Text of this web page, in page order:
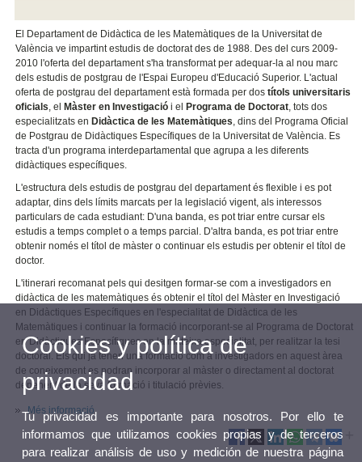
El Departament de Didàctica de les Matemàtiques de la Universitat de
València ve impartint estudis de doctorat des de 1988. Des del curs 2009-
2010 l'oferta del departament s'ha transformat per adequar-la al nou marc
dels estudis de postgrau de l'Espai Europeu d'Educació Superior. L'actual
oferta de postgrau del departament està formada per dostítols universitaris
oficials, el Màster en Investigació i el Programa de Doctorat, tots dos
especialitzats en Didàctica de les Matemàtiques, dins del Programa Oficial
de Postgrau de Didàctiques Específiques de la Universitat de València. Es
tracta d'un programa interdepartamental que agrupa a les diferents
didàctiques específiques.
L'estructura dels estudis de postgrau del departament és flexible i es pot
adaptar, dins dels límits marcats per la legislació vigent, als interessos
particulars de cada estudiant: D'una banda, es pot triar entre cursar els
estudis a temps complet o a temps parcial. D'altra banda, es pot triar entre
obtenir només el títol de màster o continuar els estudis per obtenir el títol de
doctor.
L'itinerari recomanat pels qui desitgen formar-se com a investigadors en
didàctica de les matemàtiques és obtenir el títol del Màster en Investigació
en Didàctiques Específiques en l'especialitat de Didàctica de les
Matemàtiques i continuar la formació incorporant-se al Programa de Doctorat
en Didàctiques Específiques en la mateixa especialitat, per realitzar la tesi
doctoral. Els qui ja tenen una formació com a investigadors en aquest àrea
de coneixement es podran incorporar al màster o directament al doctorat
depenent de la seva formació i titulació prèvies.
Més informació
Cookies y política de
privacidad
Tu privacidad es importante para nosotros. Por ello te
informamos que utilizamos cookies propias y de terceros
para realizar análisis de uso y medición de nuestra página